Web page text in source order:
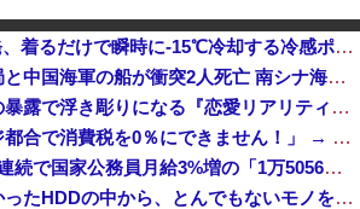
【画像】NASAが開発、着るだけで瞬時に-15℃冷却する冷感ポンチョが3,980円ｗｗｗｗｗ
【速報】中国の海警局と中国海軍の船が衝突2人死亡 南シナ海でフィリピン船を追跡中他
【悲報】ゆうちゃみの暴露で浮き彫りになる『恋愛リアリティー番組』の裏側がヤバイ・・・・・
【悲報】財務省「レジ都合で消費税を0％にできません！」 → X民「指定ゴミ袋を買ってレシート見たら消費税はゼロになるんだけど？」ｗｗｗｗｗｗｗｗ...
【速報】人事院、2年連続で国家公務員月給3%増の「1万5056円」引き上げ勧告 2年で6%超え
好きな女の子から預かったHDDの中から、とんでもないモノを発見してしまった